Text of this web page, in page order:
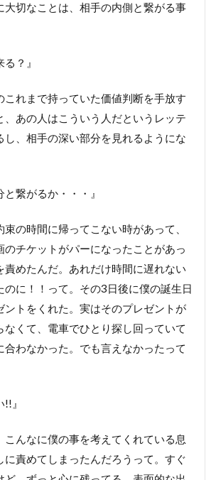
大切なことは、相手の内側と繋がる事
？』
これまで持っていた価値判断を手放す
、あの人はこういう人だというレッテ
し、相手の深い部分を見れるようにな
と繋がるか・・・』
の時間に帰ってこない時があって、
のチケットがパーになったことがあっ
責めたんだ。あれだけ時間に遅れない
のに！！って。その3日後に僕の誕生日
ントをくれた。実はそのプレゼントが
なくて、電車でひとり探し回っていて
合わなかった。でも言えなかったって
』
こんなに僕の事を考えてくれている息
に責めてしまったんだろうって。すぐ